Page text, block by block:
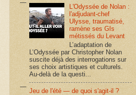
L'Odyssée de Nolan :
l'adjudant-chef
Ulysse, traumatisé,
ramène ses GIs
métissés du Levant
L’adaptation de
L’Odyssée par Christopher Nolan
suscite déjà des interrogations sur
ses choix artistiques et culturels.
Au-delà de la questi...
Jeu de l'été — de quoi s'agit-il ?